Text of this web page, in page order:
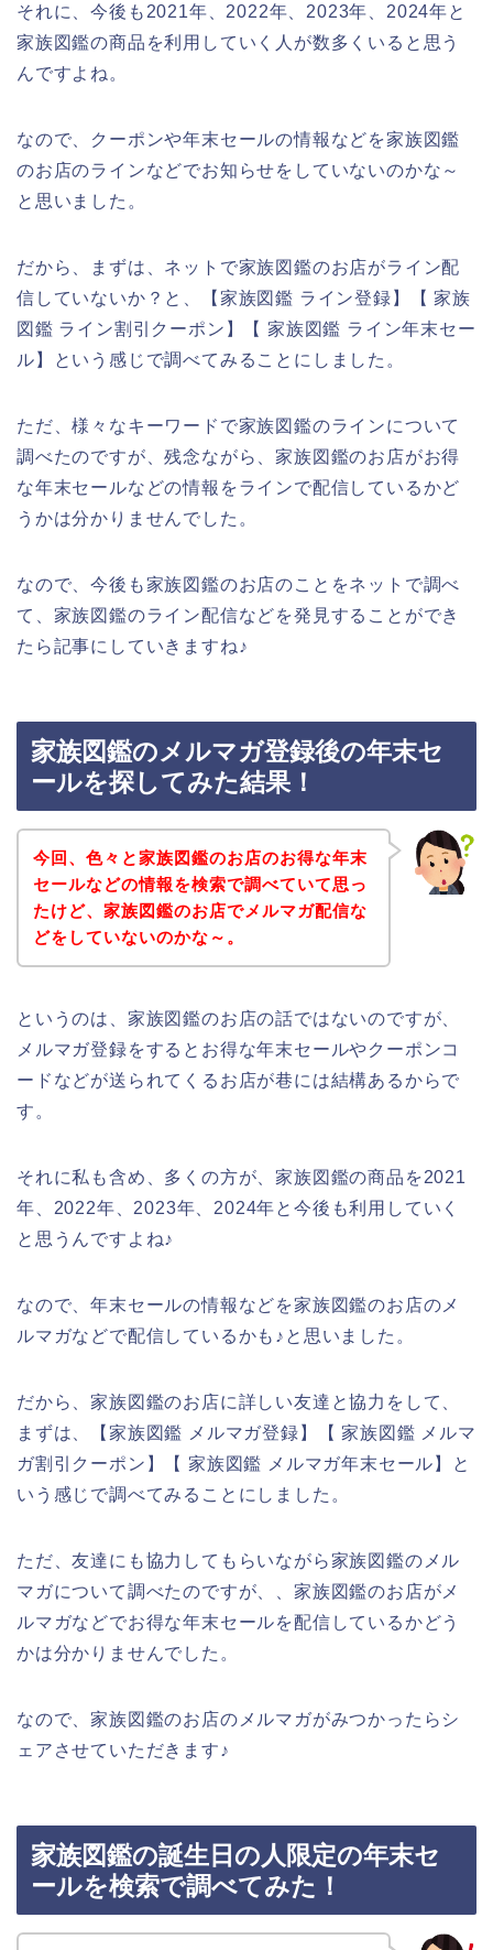
それに、今後も2021年、2022年、2023年、2024年と
家族図鑑の商品を利用していく人が数多くいると思う
んですよね。
なので、クーポンや年末セールの情報などを家族図鑑
のお店のラインなどでお知らせをしていないのかな～
と思いました。
だから、まずは、ネットで家族図鑑のお店がライン配
信していないか？と、【家族図鑑 ライン登録】【 家族
図鑑 ライン割引クーポン】【 家族図鑑 ライン年末セー
ル】という感じで調べてみることにしました。
ただ、様々なキーワードで家族図鑑のラインについて
調べたのですが、残念ながら、家族図鑑のお店がお得
な年末セールなどの情報をラインで配信しているかど
うかは分かりませんでした。
なので、今後も家族図鑑のお店のことをネットで調べ
て、家族図鑑のライン配信などを発見することができ
たら記事にしていきますね♪
家族図鑑のメルマガ登録後の年末セ
ールを探してみた結果！
今回、色々と家族図鑑のお店のお得な年末
セールなどの情報を検索で調べていて思っ
たけど、家族図鑑のお店でメルマガ配信な
どをしていないのかな～。
というのは、家族図鑑のお店の話ではないのですが、
メルマガ登録をするとお得な年末セールやクーポンコ
ードなどが送られてくるお店が巷には結構あるからで
す。
それに私も含め、多くの方が、家族図鑑の商品を2021
年、2022年、2023年、2024年と今後も利用していく
と思うんですよね♪
なので、年末セールの情報などを家族図鑑のお店のメ
ルマガなどで配信しているかも♪と思いました。
だから、家族図鑑のお店に詳しい友達と協力をして、
まずは、【家族図鑑 メルマガ登録】【 家族図鑑 メルマ
ガ割引クーポン】【 家族図鑑 メルマガ年末セール】と
いう感じで調べてみることにしました。
ただ、友達にも協力してもらいながら家族図鑑のメル
マガについて調べたのですが、、家族図鑑のお店がメ
ルマガなどでお得な年末セールを配信しているかどう
かは分かりませんでした。
なので、家族図鑑のお店のメルマガがみつかったらシ
ェアさせていただきます♪
家族図鑑の誕生日の人限定の年末セ
ールを検索で調べてみた！